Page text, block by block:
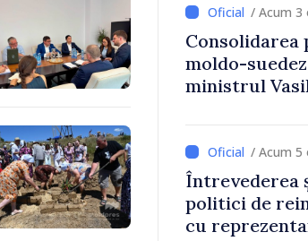
/ Acum 3
moldo-
ministrul
/ Acum 5
Întrevederea
politici de
cu